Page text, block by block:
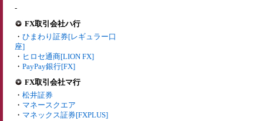
-
FX取引会社ハ行
・ ひまわり証券[レギュラー口
座]
・ ヒロセ通商[LION FX]
・ PayPay銀行[FX]
FX取引会社マ行
・ 松井証券
・ マネースクエア
・ マネックス証券[FXPLUS]